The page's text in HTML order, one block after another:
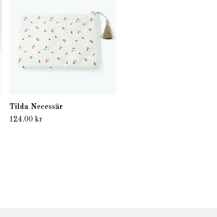
Tilda Necessär
124.00 kr